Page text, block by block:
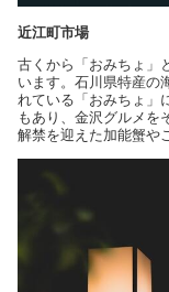
近江町市場
古くから「おみちょ」
います。石川県特産の
れている「おみちょ」
もあり、金沢グルメを
解禁を迎えた加能蟹や